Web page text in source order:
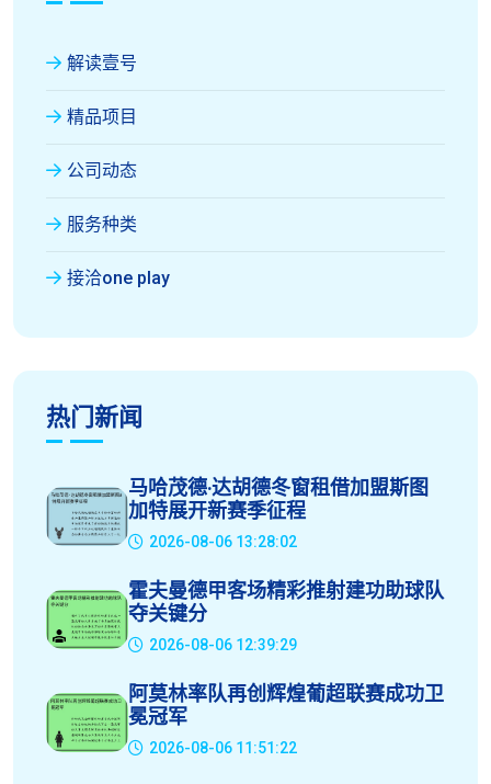
解读壹号
精品项目
公司动态
服务种类
接洽one play
热门新闻
马哈茂德·达胡德冬窗租借加盟斯图
加特展开新赛季征程
2026-08-06 13:28:02
霍夫曼德甲客场精彩推射建功助球队
夺关键分
2026-08-06 12:39:29
阿莫林率队再创辉煌葡超联赛成功卫
冕冠军
2026-08-06 11:51:22